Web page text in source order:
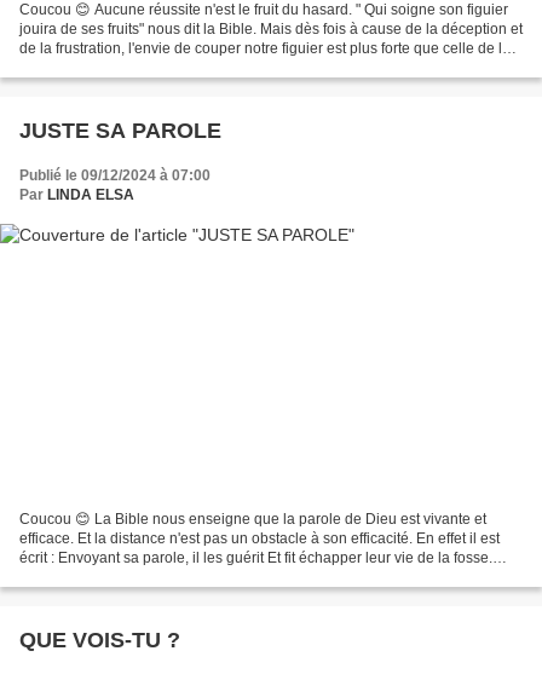
Coucou 😊 Aucune réussite n'est le fruit du hasard. " Qui soigne son figuier
jouira de ses fruits" nous dit la Bible. Mais dès fois à cause de la déception et
de la frustration, l'envie de couper notre figuier est plus forte que celle de le
JUSTE SA PAROLE
Publié le 09/12/2024 à 07:00
Par LINDA ELSA
Coucou 😊 La Bible nous enseigne que la parole de Dieu est vivante et
efficace. Et la distance n'est pas un obstacle à son efficacité. En effet il est
écrit : Envoyant sa parole, il les guérit Et fit échapper leur vie de la fosse.
QUE VOIS-TU ?